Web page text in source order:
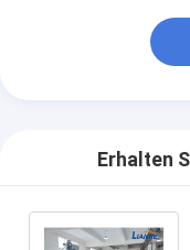
Erhalten